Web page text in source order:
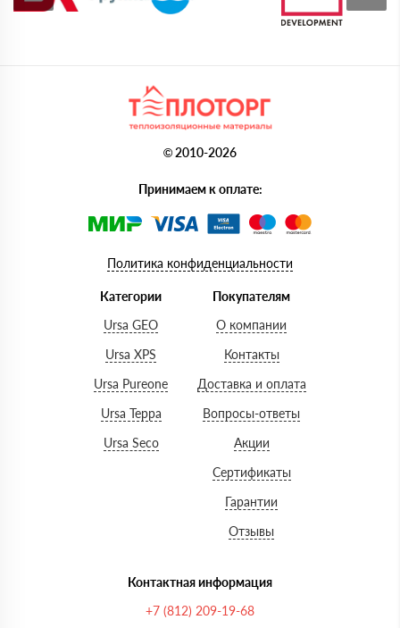
© 2010-2026
Принимаем к оплате:
Политика конфиденциальности
Категории
Ursa GEO
Ursa XPS
Ursa Pureone
Ursa Терра
Ursa Seco
Покупателям
О компании
Контакты
Доставка и оплата
Вопросы-ответы
Акции
Сертификаты
Гарантии
Отзывы
Контактная информация
+7 (812) 209-19-68